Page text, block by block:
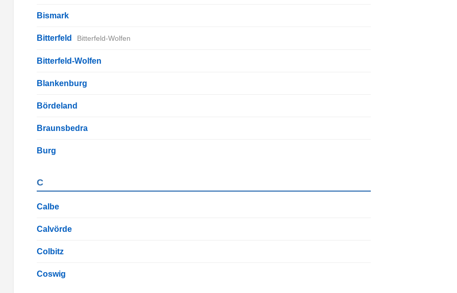
Bismark
Bitterfeld Bitterfeld-Wolfen
Bitterfeld-Wolfen
Blankenburg
Bördeland
Braunsbedra
Burg
C
Calbe
Calvörde
Colbitz
Coswig